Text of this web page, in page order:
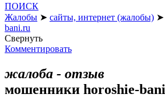
ПОИСК
Жалобы ➤ сайты, интернет (жалобы) ➤
bani.ru
Свернуть
Комментировать
жалоба - отзыв
мошенники horoshie-